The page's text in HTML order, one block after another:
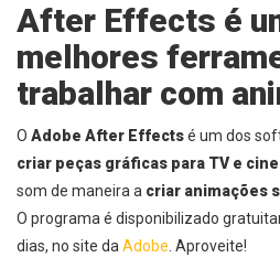
After Effects é
melhores
trabalhar com
O Adobe After Effectsé um dos
criar peças gráficas para TV e
som de maneira a criar animações
O programa é disponibilizado
dias, no site daAdobe. Aproveite!